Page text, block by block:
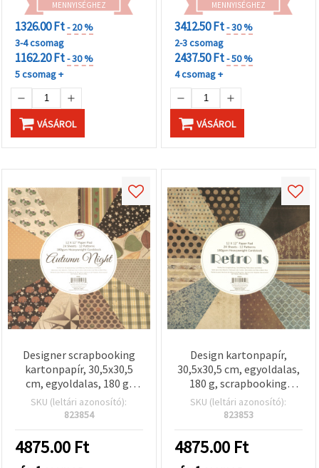
MENNYISÉGHEZ
1326.00 Ft- 20 %
3-4 csomag
1162.20 Ft- 30 %
5 csomag +
VÁSÁROL
MENNYISÉGHEZ
3412.50 Ft- 30 %
2-3 csomag
2437.50 Ft- 50 %
4 csomag +
VÁSÁROL
Designer scrapbooking
kartonpapír, 30,5x30,5
cm, egyoldalas, 180 g,
vegyes, 12 féle minta – 24
lap
SKU (leltári azonosító):
823854
4875.00 Ft
Design kartonpapír,
30,5x30,5 cm, egyoldalas,
180 g, scrapbooking
papírkészlet, 12 vegyes
minta, 24 lap
SKU (leltári azonosító):
823853
4875.00 Ft